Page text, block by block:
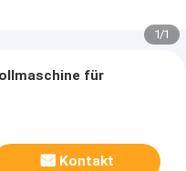
1/1
für
Kontakt